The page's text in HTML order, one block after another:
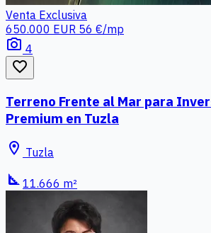
Venta Exclusiva
650.000 EUR 56 €/mp
photo_camera 4
favorite_border
Terreno Frente al Mar para
Premium en Tuzla
location_on Tuzla
square_foot 11.666 m²